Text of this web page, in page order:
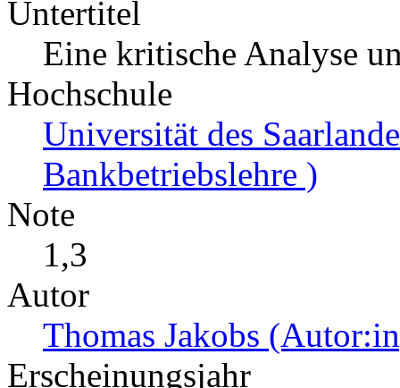
Untertitel
Eine kritische Analyse
Hochschule
Universität des
Bankbetriebslehre )
Note
1,3
Autor
Thomas Jakobs
Erscheinungsjahr